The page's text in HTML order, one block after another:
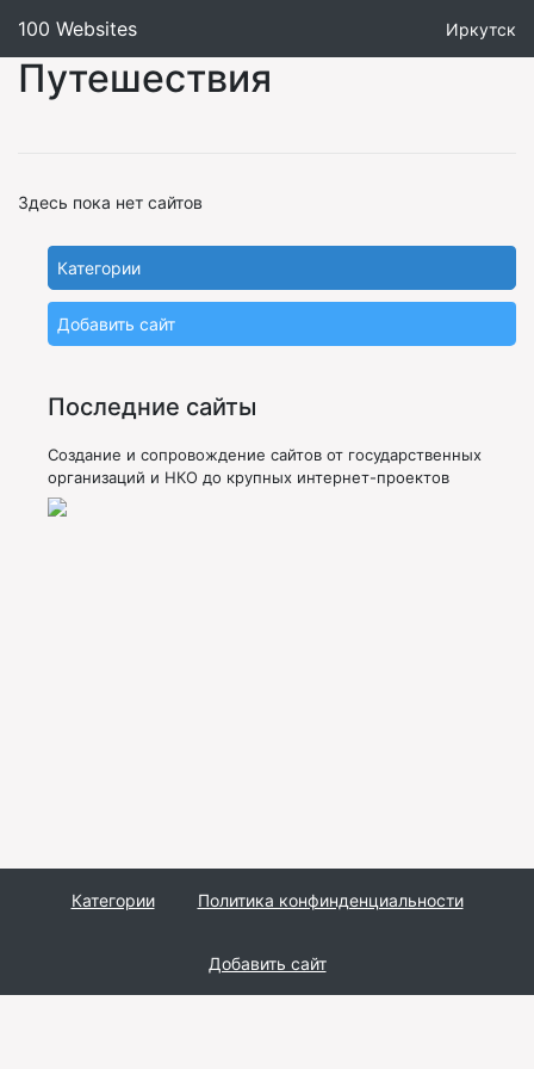
100 Websites Иркутск
Путешествия
Здесь пока нет сайтов
Категории
Добавить сайт
Последние сайты
Создание и сопровождение сайтов от государственных
организаций и НКО до крупных интернет-проектов
Категории Политика конфинденциальности
Добавить сайт